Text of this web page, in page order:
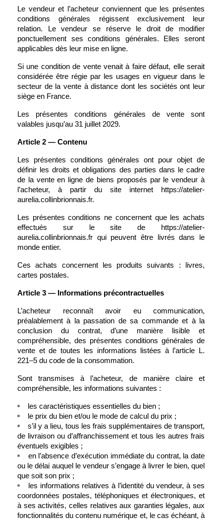
Le vendeur et l’acheteur conviennent que les présentes
conditions générales régissent exclusivement leur
relation. Le vendeur se réserve le droit de modifier
ponctuellement ses conditions générales. Elles seront
applicables dès leur mise en ligne.
Si une condition de vente venait à faire défaut, elle serait
considérée être régie par les usages en vigueur dans le
secteur de la vente à distance dont les sociétés ont leur
siège en France.
Les présentes conditions générales de vente sont
valables jusqu’au 31 juillet 2029.
Article 2 — Contenu
Les présentes conditions générales ont pour objet de
définir les droits et obligations des parties dans le cadre
de la vente en ligne de biens proposés par le vendeur à
l’acheteur, à partir du site internet https://atelier-
aurelia.collinbrionnais.fr.
Les présentes conditions ne concernent que les achats
effectués sur le site de https://atelier-
aurelia.collinbrionnais.fr qui peuvent être livrés dans le
monde entier.
Ces achats concernent les produits suivants : livres,
cartes postales.
Article 3 — Informations précontractuelles
L’acheteur reconnaît avoir eu communication,
préalablement à la passation de sa commande et à la
conclusion du contrat, d’une manière lisible et
compréhensible, des présentes conditions générales de
vente et de toutes les informations listées à l’article L.
221–5 du code de la consommation.
Sont transmises à l’acheteur, de manière claire et
compréhensible, les informations suivantes :
les caractéristiques essentielles du bien ;
le prix du bien et/ou le mode de calcul du prix ;
s’il y a lieu, tous les frais supplémentaires de transport,
de livraison ou d’affranchissement et tous les autres frais
éventuels exigibles ;
en l’absence d’exécution immédiate du contrat, la date
ou le délai auquel le vendeur s’engage à livrer le bien, quel
que soit son prix ;
les informations relatives à l’identité du vendeur, à ses
coordonnées postales, téléphoniques et électroniques, et
à ses activités, celles relatives aux garanties légales, aux
fonctionnalités du contenu numérique et, le cas échéant, à